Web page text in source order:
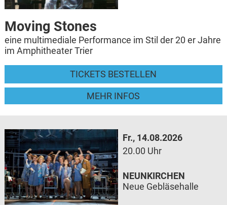
Moving Stones
eine multimediale Performance im Stil der 20 er Jahre
im Amphitheater Trier
TICKETS BESTELLEN
MEHR INFOS
Fr., 14.08.2026
20.00 Uhr
NEUNKIRCHEN
Neue Gebläsehalle